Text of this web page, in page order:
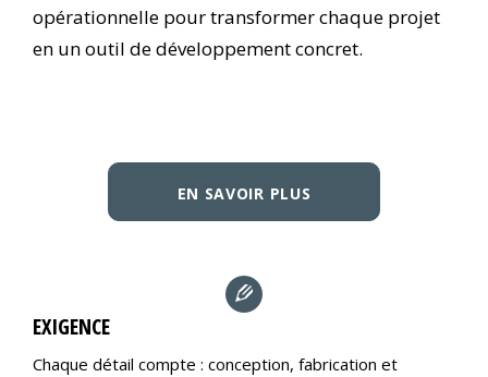
opérationnelle pour transformer chaque projet
en un outil de développement concret.
EN SAVOIR PLUS
EXIGENCE
Chaque détail compte : conception, fabrication et